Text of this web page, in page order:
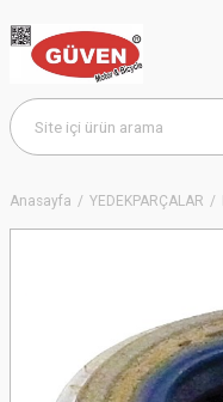
Anasayfa YEDEKPARÇALAR